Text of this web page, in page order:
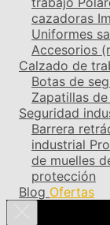
cazadoras
Uniformes
Accesorios
Calzado de
Botas de
Zapatillas
Seguridad
Barrera
industrial
de muelles
protección
Blog Ofertas